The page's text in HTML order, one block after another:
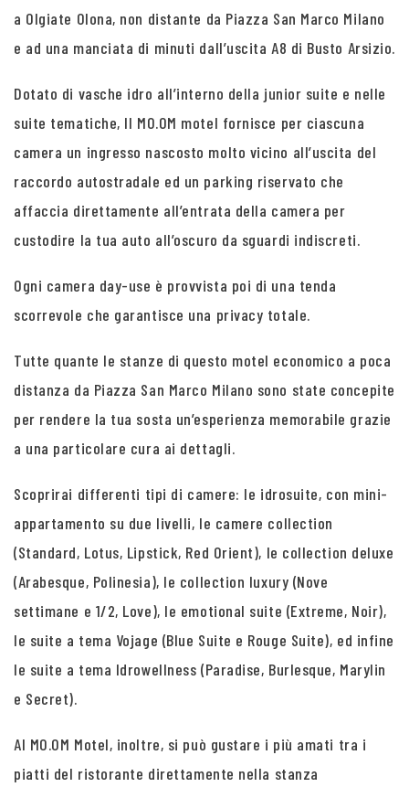
a Olgiate Olona, non distante da Piazza San Marco Milano
e ad una manciata di minuti dall’uscita A8 di Busto Arsizio.
Dotato di vasche idro all’interno della junior suite e nelle
suite tematiche, Il MO.OM motel fornisce per ciascuna
camera un ingresso nascosto molto vicino all’uscita del
raccordo autostradale ed un parking riservato che
affaccia direttamente all’entrata della camera per
custodire la tua auto all’oscuro da sguardi indiscreti.
Ogni camera day-use è provvista poi di una tenda
scorrevole che garantisce una privacy totale.
Tutte quante le stanze di questo motel economico a poca
distanza da Piazza San Marco Milano sono state concepite
per rendere la tua sosta un’esperienza memorabile grazie
a una particolare cura ai dettagli.
Scoprirai differenti tipi di camere: le idrosuite, con mini-
appartamento su due livelli, le camere collection
(Standard, Lotus, Lipstick, Red Orient), le collection deluxe
(Arabesque, Polinesia), le collection luxury (Nove
settimane e 1/2, Love), le emotional suite (Extreme, Noir),
le suite a tema Vojage (Blue Suite e Rouge Suite), ed infine
le suite a tema Idrowellness (Paradise, Burlesque, Marylin
e Secret).
Al MO.OM Motel, inoltre, si può gustare i più amati tra i
piatti del ristorante direttamente nella stanza